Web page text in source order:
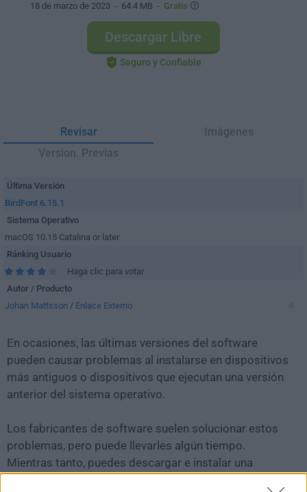
18 de marzo de 2023 - 64.4 MB - Gratis
Descargar Libre
Seguro y Confiable
Revisar
Imágenes
Version. Previas
Última Versión
BirdFont 6.15.1
Sistema Operativo
macOS 10.15 Catalina or later
Ránking Usuario
Haga clic para votar
Autor / Producto
Johan Mattsson / Enlace Externo
En ocasiones, las últimas versiones del software
pueden causar problemas al instalarse en dispositivos
más antiguos o dispositivos que ejecutan una versión
anterior del sistema operativo.
Los fabricantes de software suelen solucionar estos
problemas, pero puede llevarles algún tiempo.
Mientras tanto, puedes descargar e instalar una